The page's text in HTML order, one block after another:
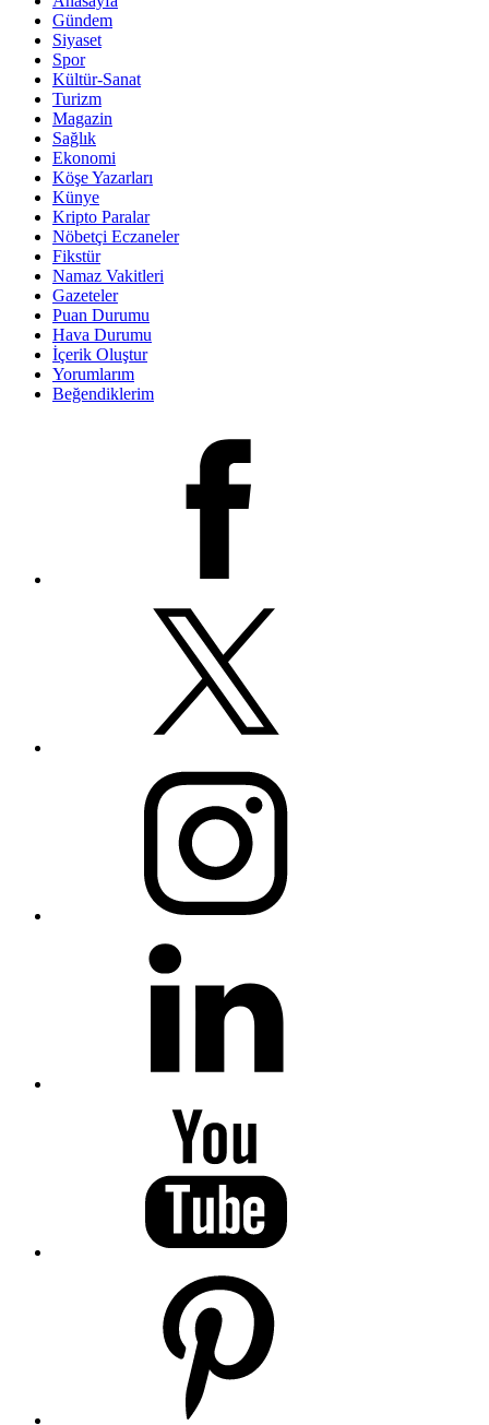
Gündem
Siyaset
Spor
Kültür-Sanat
Turizm
Magazin
Sağlık
Ekonomi
Köşe Yazarları
Künye
Kripto Paralar
Nöbetçi Eczaneler
Fikstür
Namaz Vakitleri
Gazeteler
Puan Durumu
Hava Durumu
İçerik Oluştur
Yorumlarım
Beğendiklerim